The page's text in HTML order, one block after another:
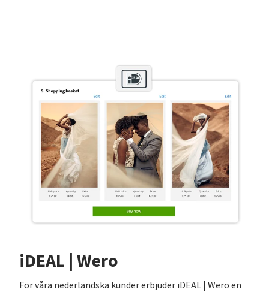
iDEAL | Wero
För våra nederländska kunder erbjuder iDEAL | Wero en